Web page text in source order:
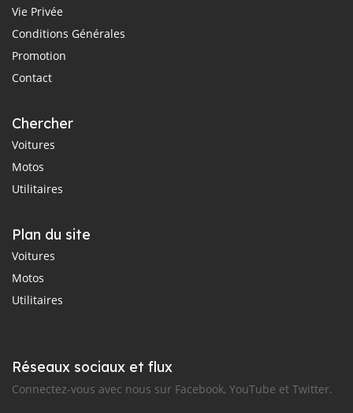
Vie Privée
Conditions Générales
Promotion
Contact
Chercher
Voitures
Motos
Utilitaires
Plan du site
Voitures
Motos
Utilitaires
Réseaux sociaux et flux
Connectez-vous avec nous sur Facebook, YouTube et Twitter.